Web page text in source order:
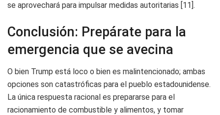
se aprovechará para impulsar medidas autoritarias [11].
Conclusión: Prepárate para la
emergencia que se avecina
O bien Trump está loco o bien es malintencionado; ambas
opciones son catastróficas para el pueblo estadounidense.
La única respuesta racional es prepararse para el
racionamiento de combustible y alimentos, y tomar